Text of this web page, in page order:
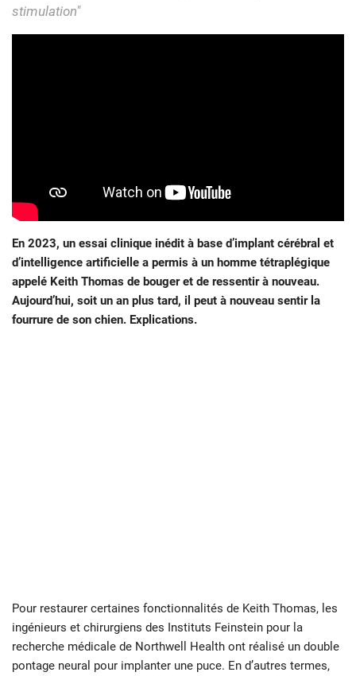
stimulation"
En 2023, un essai clinique inédit à base d’implant cérébral et
d’intelligence artificielle a permis à un homme tétraplégique
appelé Keith Thomas de bouger et de ressentir à nouveau.
Aujourd’hui, soit un an plus tard, il peut à nouveau sentir la
fourrure de son chien. Explications.
Pour restaurer certaines fonctionnalités de Keith Thomas, les
ingénieurs et chirurgiens des Instituts Feinstein pour la
recherche médicale de Northwell Health ont réalisé un double
pontage neural pour implanter une puce. En d’autres termes,